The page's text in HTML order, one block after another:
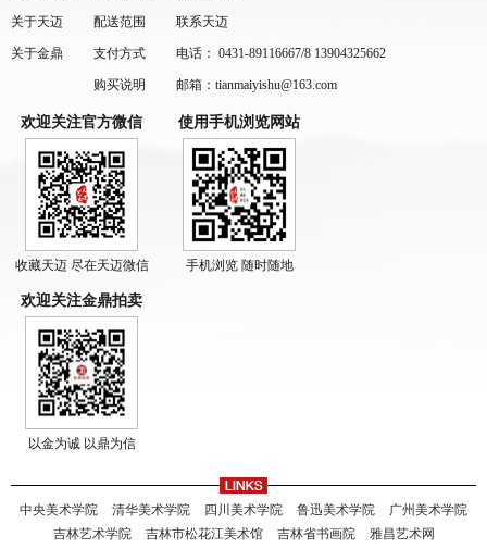
关于天迈
关于金鼎
配送范围
支付方式
购买说明
联系天迈
电话： 0431-89116667/8 13904325662
邮箱：tianmaiyishu@163.com
欢迎关注官方微信
收藏天迈 尽在天迈微信
使用手机浏览网站
手机浏览 随时随地
欢迎关注金鼎拍卖
以金为诚 以鼎为信
中央美术学院 清华美术学院 四川美术学院 鲁迅美术学院
广州美术学院
吉林艺术学院
吉林市松花江美术馆 吉林省书画院 雅昌艺术网